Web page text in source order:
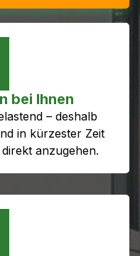
bei Ihnen
– deshalb
in kürzester Zeit
anzugehen.